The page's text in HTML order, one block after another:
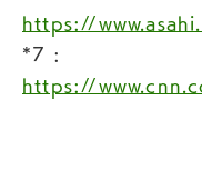
https://
*7 :
https://